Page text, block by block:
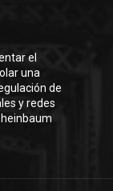
el
una
de
y redes